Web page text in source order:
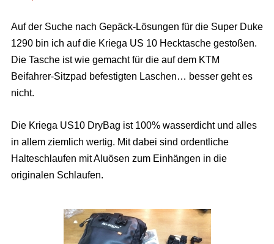
Auf der Suche nach Gepäck-Lösungen für die Super Duke
1290 bin ich auf die Kriega US 10 Hecktasche gestoßen.
Die Tasche ist wie gemacht für die auf dem KTM
Beifahrer-Sitzpad befestigten Laschen… besser geht es
nicht.
Die Kriega US10 DryBag ist 100% wasserdicht und alles
in allem ziemlich wertig. Mit dabei sind ordentliche
Halteschlaufen mit Aluösen zum Einhängen in die
originalen Schlaufen.